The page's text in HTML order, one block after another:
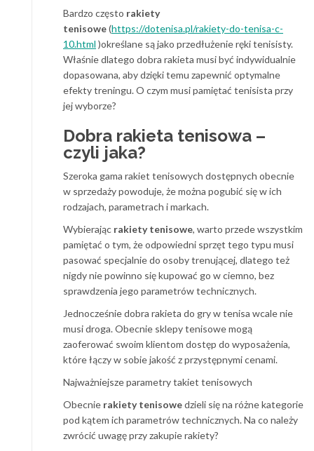
Bardzo często rakiety
tenisowe(https://dotenisa.pl/rakiety-do-tenisa-c-
10.html )określane są jako przedłużenie ręki tenisisty.
Właśnie dlatego dobra rakieta musi być indywidualnie
dopasowana, aby dzięki temu zapewnić optymalne
efekty treningu. O czym musi pamiętać tenisista przy
jej wyborze?
Dobra rakieta tenisowa –
czyli jaka?
Szeroka gama rakiet tenisowych dostępnych obecnie
w sprzedaży powoduje, że można pogubić się w ich
rodzajach, parametrach i markach.
Wybierając rakiety tenisowe, warto przede wszystkim
pamiętać o tym, że odpowiedni sprzęt tego typu musi
pasować specjalnie do osoby trenującej, dlatego też
nigdy nie powinno się kupować go w ciemno, bez
sprawdzenia jego parametrów technicznych.
Jednocześnie dobra rakieta do gry w tenisa wcale nie
musi droga. Obecnie sklepy tenisowe mogą
zaoferować swoim klientom dostęp do wyposażenia,
które łączy w sobie jakość z przystępnymi cenami.
Najważniejsze parametry takiet tenisowych
Obecnie rakiety tenisowedzieli się na różne kategorie
pod kątem ich parametrów technicznych. Na co należy
zwrócić uwagę przy zakupie rakiety?